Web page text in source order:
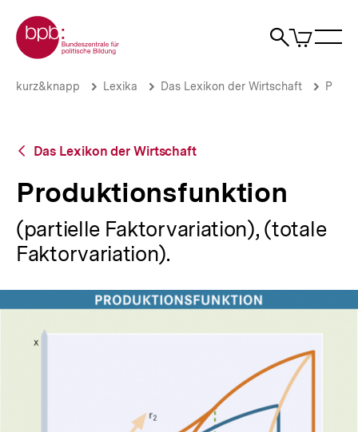
zum
Seiteninhalt
springen
Zur Startseite der bpb
Suche
Artikel
im
Produktionsfunktion
Brotkrümelnavigation
Pfadnavigation
kurz&knapp Lexika Das Lexikon der Wirtschaft P
Zurück
Übersicht
Das Lexikon der Wirtschaft
Produktionsfunktion
(partielle Faktorvariation), (totale
Faktorvariation).